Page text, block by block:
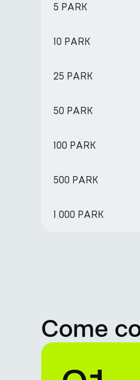
5 PARK
10 PARK
25 PARK
50 PARK
100 PARK
500 PARK
1 000 PARK
Come